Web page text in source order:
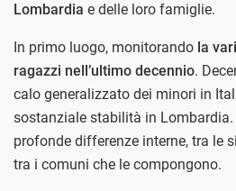
Lombardia e delle loro famiglie.
In primo luogo, monitorando la
ragazzi nell’ultimo decennio.
calo generalizzato dei minori in
sostanziale stabilità in
profonde differenze interne, tra le
tra i comuni che le compongono.